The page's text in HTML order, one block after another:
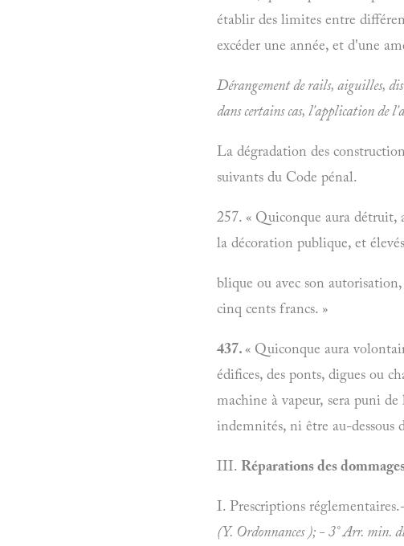
établir des limites entre
excéder une année, et d'une
Dérangement de rails, aiguilles,
dans certains cas, l'application
La dégradation des
suivants du Code pénal.
257. « Quiconque aura détruit,
la décoration publique, et
blique ou avec son
cinq cents francs. »
437.« Quiconque aura
édifices, des ponts, digues ou
machine à vapeur, sera puni
indemnités, ni être au-dessous
III. Réparations des
I. Prescriptions
(Y. Ordonnances ); - 3° Arr. min.